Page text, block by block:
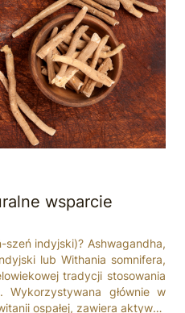
wsparcie
indyjski)? Ashwagandha,
lub Withania somnifera,
tradycji stosowania
Wykorzystywana głównie w
ospałej, zawiera aktywne